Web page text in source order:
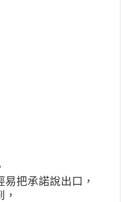
把承諾說出口，